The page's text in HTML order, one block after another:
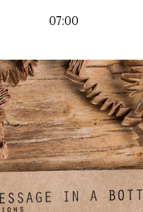
07:00